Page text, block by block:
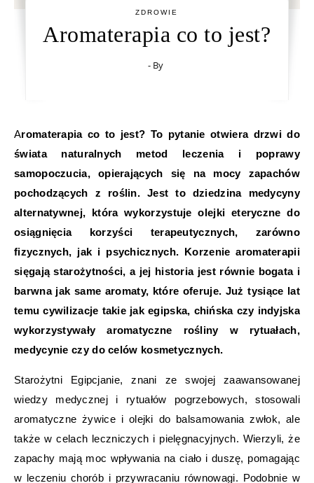
ZDROWIE
Aromaterapia co to jest?
- By
Aromaterapia co to jest? To pytanie otwiera drzwi do
świata naturalnych metod leczenia i poprawy
samopoczucia, opierających się na mocy zapachów
pochodzących z roślin. Jest to dziedzina medycyny
alternatywnej, która wykorzystuje olejki eteryczne do
osiągnięcia korzyści terapeutycznych, zarówno
fizycznych, jak i psychicznych. Korzenie aromaterapii
sięgają starożytności, a jej historia jest równie bogata i
barwna jak same aromaty, które oferuje. Już tysiące lat
temu cywilizacje takie jak egipska, chińska czy indyjska
wykorzystywały aromatyczne rośliny w rytuałach,
medycynie czy do celów kosmetycznych.
Starożytni Egipcjanie, znani ze swojej zaawansowanej
wiedzy medycznej i rytuałów pogrzebowych, stosowali
aromatyczne żywice i olejki do balsamowania zwłok, ale
także w celach leczniczych i pielęgnacyjnych. Wierzyli, że
zapachy mają moc wpływania na ciało i duszę, pomagając
w leczeniu chorób i przywracaniu równowagi. Podobnie w